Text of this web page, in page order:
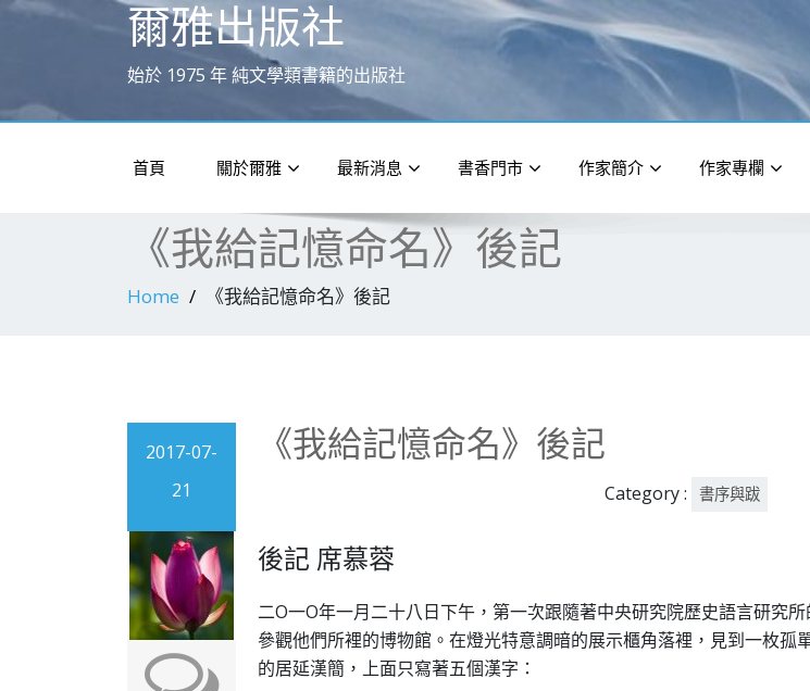
爾雅出版社
始於 1975 年 純文學類書籍的出版社
首頁 關於爾雅 最新消息 書香門市 作家簡介 作家專欄
《我給記憶命名》後記
Home 《我給記憶命名》後記
2017-07-
21
《我給記憶命名》後記
Category : 書序與跋
後記 席慕蓉
二O一O年一月二十八日下午，第一次跟隨著中央研究院歷史語言研究
參觀他們所裡的博物館。在燈光特意調暗的展示櫃角落裡，見到一枚孤
的居延漢簡，上面只寫著五個漢字：